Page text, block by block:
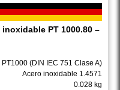
PT 1000.80 –
PT1000 (DIN IEC 751 Clase A)
Acero inoxidable 1.4571
0.028 kg